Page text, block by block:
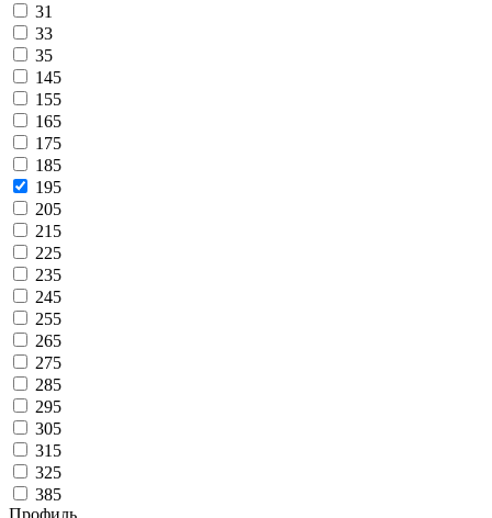
31
33
35
145
155
165
175
185
195
205
215
225
235
245
255
265
275
285
295
305
315
325
385
Профиль